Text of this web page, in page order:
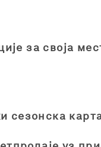
за своја
сезонска